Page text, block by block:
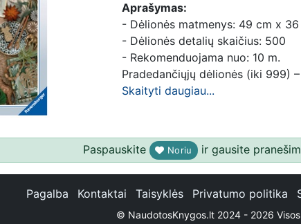
Aprašymas:
- Dėlionės matmenys: 49 cm x
- Dėlionės detalių skaičius: 500
- Rekomenduojama nuo: 10 m.
Pradedančiųjų dėlionės (iki 999)
Skaityti daugiau...
Paspauskite Noriu ir gausite
Pagalba Kontaktai Taisyklės Privatumo politika
© NaudotosKnygos.lt 2024 - 2026